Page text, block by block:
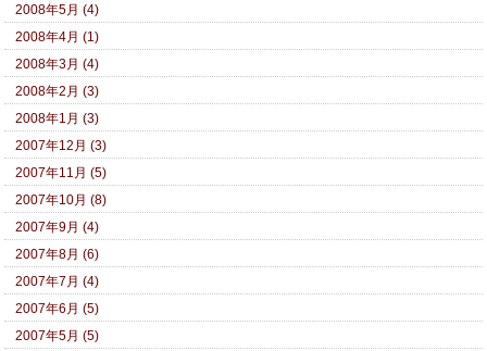
2008年5月 (4)
2008年4月 (1)
2008年3月 (4)
2008年2月 (3)
2008年1月 (3)
2007年12月 (3)
2007年11月 (5)
2007年10月 (8)
2007年9月 (4)
2007年8月 (6)
2007年7月 (4)
2007年6月 (5)
2007年5月 (5)